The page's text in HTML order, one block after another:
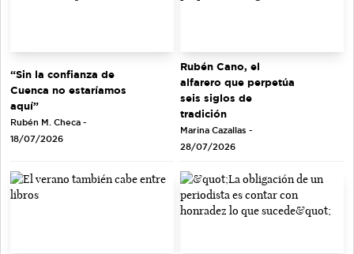
“Sin la confianza de
Cuenca no estaríamos
aquí”
Rubén M. Checa -
18/07/2026
Rubén Cano, el
alfarero que perpetúa
seis siglos de
tradición
Marina Cazallas -
28/07/2026